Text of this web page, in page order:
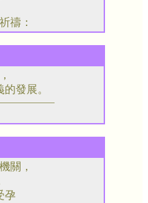
禱：
發展。
關，
孕